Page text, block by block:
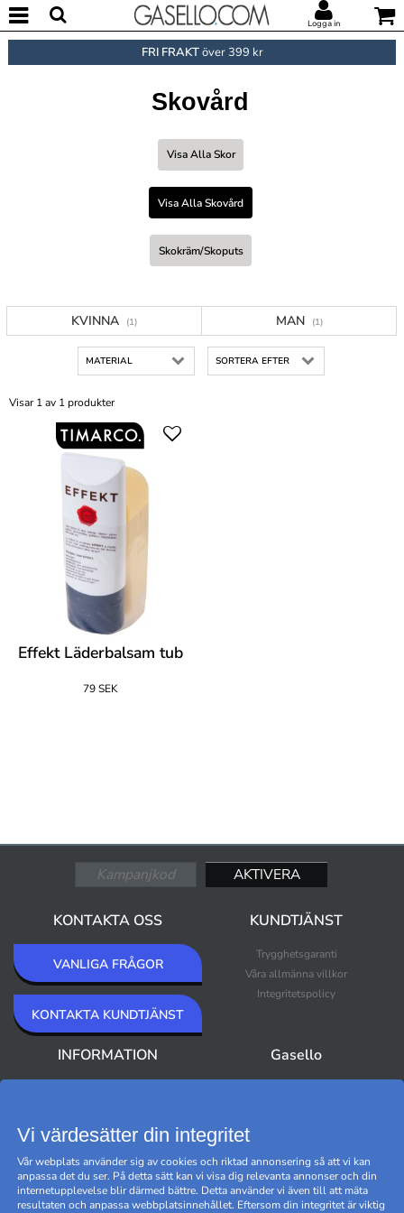
Logga in
FRI FRAKTöver 399 kr
Skovård
Visa Alla Skor
Visa Alla Skovård
Skokräm/skoputs
KVINNA (1) MAN (1)
MATERIAL SORTERA EFTER
Visar 1 av 1 produkter
Effekt Läderbalsam tub
79 SEK
KONTAKTA OSS
VANLIGA FRÅGOR
KONTAKTA KUNDTJÄNST
KUNDTJÄNST
Trygghetsgaranti
Våra allmänna villkor
Integritetspolicy
INFORMATION Gasello
Black Friday
Hantera cookies
Vi värdesätter din integritet
Vår webplats använder sig av cookies och riktad annonsering så att vi kan
anpassa det du ser. På detta sätt kan vi visa dig relevanta annonser och din
internetupplevelse blir därmed bättre. Detta använder vi även till att mäta
resultaten och anpassa webbplatsinnehållet. Eftersom din integritet är viktig